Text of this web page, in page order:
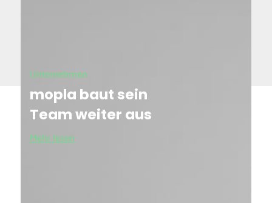
Unternehmen
mopla baut sein
Team weiter aus
Mehr lesen